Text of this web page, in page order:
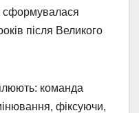
сформувалася
після Великого
команда
фіксуючи,